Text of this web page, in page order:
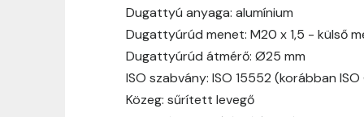
Dugattyú anyaga: alumínium
Dugattyúrúd menet: M20 x 1,5 - külső
Dugattyúrúd átmérő: Ø25 mm
ISO szabvány: ISO 15552 (korábban ISO
Közeg: sűrített levegő